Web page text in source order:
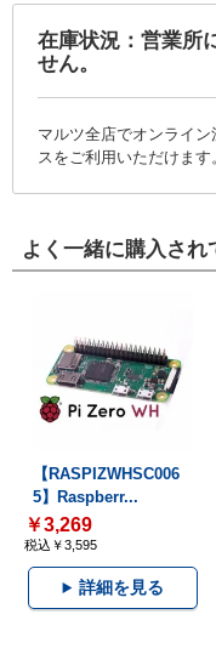
在庫状況：営業所
せん。
マルツ全店でオンライ
スをご利用いただけます
よく一緒に購入され
【RASPIZWHSC006
5】Raspberr...
￥3,269
税込￥3,595
詳細を見る